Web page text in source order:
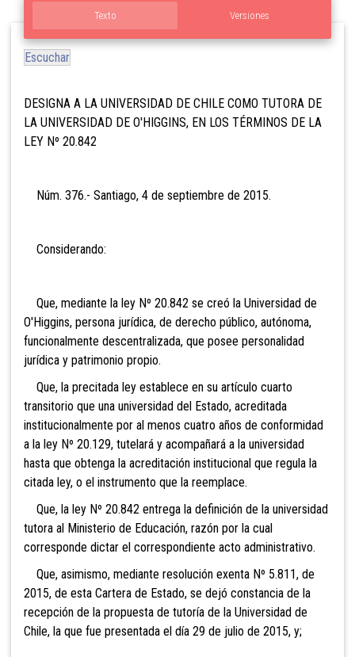
Texto Versiones
Escuchar
DESIGNA A LA UNIVERSIDAD DE CHILE COMO TUTORA DE
LA UNIVERSIDAD DE O'HIGGINS, EN LOS TÉRMINOS DE LA
LEY Nº 20.842
Núm. 376.- Santiago, 4 de septiembre de 2015.
Considerando:
Que, mediante la ley Nº 20.842 se creó la Universidad de
O'Higgins, persona jurídica, de derecho público, autónoma,
funcionalmente descentralizada, que posee personalidad
jurídica y patrimonio propio.
Que, la precitada ley establece en su artículo cuarto
transitorio que una universidad del Estado, acreditada
institucionalmente por al menos cuatro años de conformidad
a la ley Nº 20.129, tutelará y acompañará a la universidad
hasta que obtenga la acreditación institucional que regula la
citada ley, o el instrumento que la reemplace.
Que, la ley Nº 20.842 entrega la definición de la universidad
tutora al Ministerio de Educación, razón por la cual
corresponde dictar el correspondiente acto administrativo.
Que, asimismo, mediante resolución exenta Nº 5.811, de
2015, de esta Cartera de Estado, se dejó constancia de la
recepción de la propuesta de tutoría de la Universidad de
Chile, la que fue presentada el día 29 de julio de 2015, y;